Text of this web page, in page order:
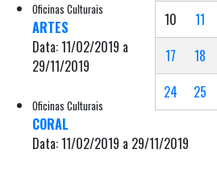
10
11
17
18
24
25
Oficinas Culturais
ARTES
Data: 11/02/2019 a
29/11/2019
Oficinas Culturais
CORAL
Data: 11/02/2019 a 29/11/2019